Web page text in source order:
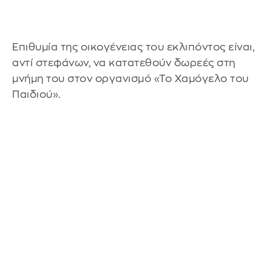
Επιθυμία της οικογένειας του εκλιπόντος είναι,
αντί στεφάνων, να κατατεθούν δωρεές στη
μνήμη του στον οργανισμό «Το Χαμόγελο του
Παιδιού».